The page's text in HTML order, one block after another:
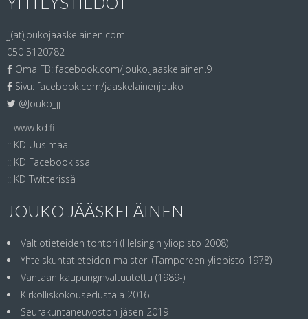
jj(at)joukojaaskelainen.com
050 5120782
Oma FB: facebook.com/jouko.jaaskelainen.9
Sivu: facebook.com/jaaskelainenjouko
@Jouko_jj
:: www.kd.fi
:: KD Uusimaa
:: KD Facebookissa
:: KD Twitterissä
JOUKO JÄÄSKELÄINEN
Valtiotieteiden tohtori (Helsingin yliopisto 2008)
Yhteiskuntatieteiden maisteri (Tampereen yliopisto 1978)
Vantaan kaupunginvaltuutettu (1989-)
Kirkolliskokousedustaja 2016–
Seurakuntaneuvoston jäsen 2019–